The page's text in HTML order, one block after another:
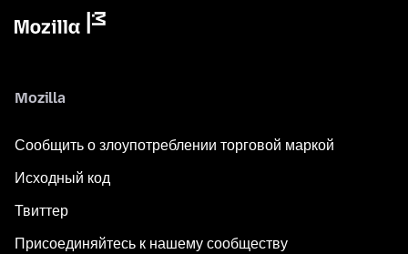
Mozilla
Сообщить о злоупотреблении торговой маркой
Исходный код
Твиттер
Присоединяйтесь к нашему сообществу